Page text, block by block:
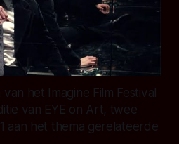
het Imagine Film Festival
van EYE on Art, twee
aan het thema gerelateerde